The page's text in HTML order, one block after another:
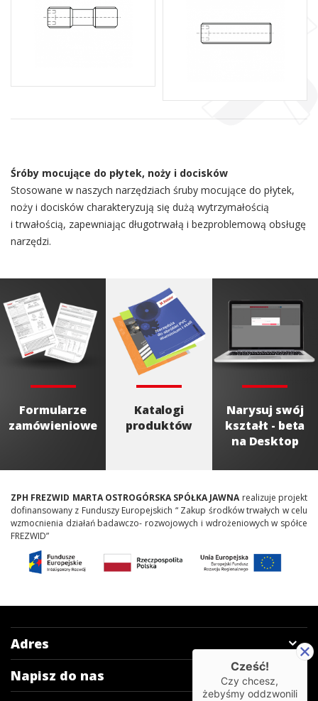
Śróby mocujące do płytek, noży i docisków
Stosowane w naszych narzędziach śruby mocujące do płytek,
noży i docisków charakteryzują się dużą wytrzymałością
i trwałością, zapewniając długotrwałą i bezproblemową obsługę
narzędzi.
Formularze
zamówieniowe
Katalogi
produktów
Narysuj swój
kształt - beta
na Desktop
ZPH FREZWID MARTA OSTROGÓRSKA SPÓŁKA JAWNArealizuje projekt
dofinansowany z Funduszy Europejskich “ Zakup środków trwałych w celu
wzmocnienia działań badawczo- rozwojowych i wdrożeniowych w spółce
FREZWID”
Adres
Napisz do nas
Cześć!
Czy chcesz,
żebyśmy oddzwonili